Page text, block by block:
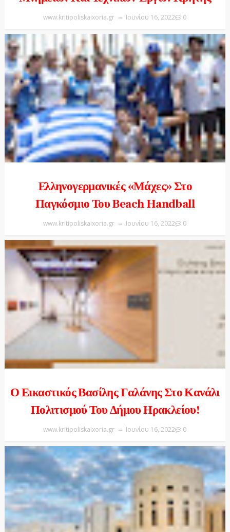
www.kritipoliskaixoria.gr Ιουνίου 16, 2022 0
Eλληνογερμανικές «μάχες» Στο
Παγκόσμιο Του Beach Handball
www.kritipoliskaixoria.gr Ιουνίου 16, 2022 0
Ο Εικαστικός Βασίλης Γαλάνης Στο Κανάλι
Πολιτισμού Του Δήμου Ηρακλείου!
www.kritipoliskaixoria.gr Ιουνίου 16, 2022 0